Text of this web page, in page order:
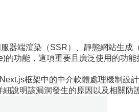
器端渲染（SSR）、靜態網站生成
功能，這項重要且廣泛使用的功能
框架中的中介軟體處理機制設
說明該漏洞發生的原因以及相關防